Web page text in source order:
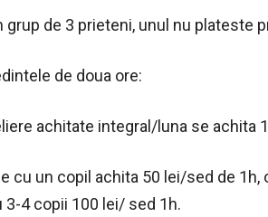
grup de 3 prieteni, unul nu plateste
de doua ore:
achitate integral/luna se achita
cu un copil achita 50 lei/sed de
3-4 copii 100 lei/ sed 1h.